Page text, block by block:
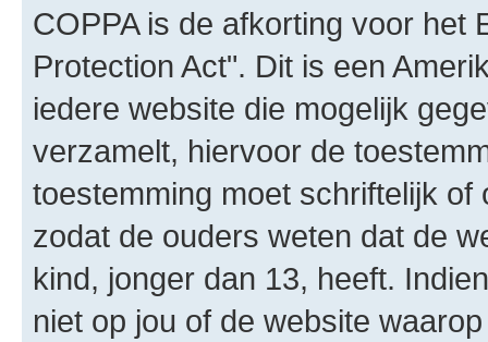
COPPA is de afkorting voor het
Protection Act". Dit is een
iedere website die mogelijk
verzamelt, hiervoor de
toestemming moet schriftelijk
zodat de ouders weten dat de
kind, jonger dan 13, heeft.
niet op jou of de website